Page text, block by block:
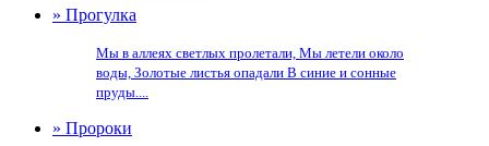
» Прогулка
Мы в аллеях светлых пролетали, Мы летели около
воды, Золотые листья опадали В синие и сонные
пруды....
» Пророки